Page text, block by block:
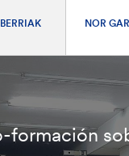
BERRIAK NOR
formación